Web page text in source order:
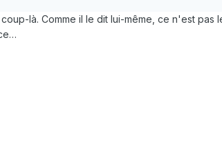
là. Comme il le dit lui-même, ce n'est